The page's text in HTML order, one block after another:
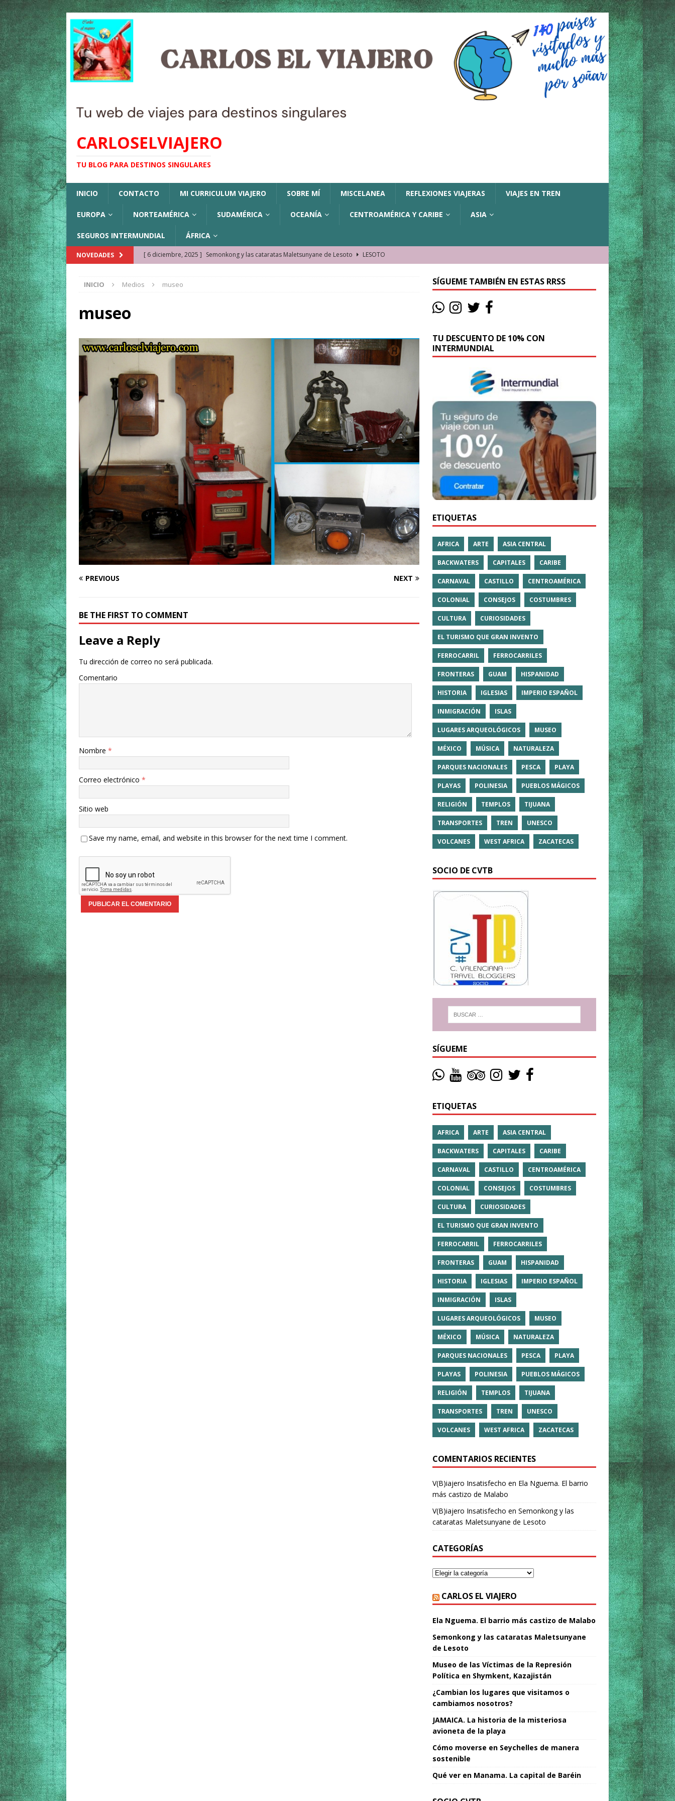
CARLOSELVIAJERO
TU BLOG PARA DESTINOS SINGULARES
INICIO CONTACTO MI CURRICULUM VIAJERO SOBRE MÍ MISCELANEA REFLEXIONES VIAJERAS VIAJES EN TREN
EUROPA NORTEAMÉRICA SUDAMÉRICA OCEANÍA CENTROAMÉRICA Y CARIBE ASIA
SEGUROS INTERMUNDIAL ÁFRICA
NOVEDADES [ 6 diciembre, 2025 ] Semonkong y las cataratas Maletsunyane de Lesoto
LESOTO
KAZAJISTÁN
[ 9 octubre, 2025 ] JAMAICA. La historia de la misteriosa avioneta de la playa
JAMAICA
[ 27 septiembre, 2025 ] Cómo moverse en Seychelles de manera sostenible
SEYCHELLES
[ 3 agosto, 2025 ]
Qué ver en Manama. La capital de Baréin
BARÉIN
[ 15 marzo, 2026 ]
Ela Nguema. El barrio más castizo de Malabo GUINEA ECUATORIAL
INICIO Medios museo
museo
PREVIOUS NEXT
BE THE FIRST TO COMMENT
Leave a Reply
Tu dirección de correo no será publicada.
Comentario
Nombre *
Correo electrónico *
Sitio web
Save my name, email, and website in this browser for the next time I comment.
SÍGUEME TAMBIÉN EN ESTAS RRSS
TU DESCUENTO DE 10% CON
INTERMUNDIAL
ETIQUETAS
AFRICA ARTE ASIA CENTRAL
BACKWATERS CAPITALES CARIBE
CARNAVAL CASTILLO CENTROAMÉRICA
COLONIAL CONSEJOS COSTUMBRES
CULTURA CURIOSIDADES
EL TURISMO QUE GRAN INVENTO
FERROCARRIL FERROCARRILES
FRONTERAS GUAM HISPANIDAD
HISTORIA IGLESIAS IMPERIO ESPAÑOL
INMIGRACIÓN ISLAS
LUGARES ARQUEOLÓGICOS MUSEO
MÉXICO MÚSICA NATURALEZA
PARQUES NACIONALES PESCA PLAYA
PLAYAS POLINESIA PUEBLOS MÁGICOS
RELIGIÓN TEMPLOS TIJUANA
TRANSPORTES TREN UNESCO
VOLCANES WEST AFRICA ZACATECAS
SOCIO DE CVTB
SÍGUEME
ETIQUETAS
AFRICA ARTE ASIA CENTRAL
BACKWATERS CAPITALES CARIBE
CARNAVAL CASTILLO CENTROAMÉRICA
COLONIAL CONSEJOS COSTUMBRES
CULTURA CURIOSIDADES
EL TURISMO QUE GRAN INVENTO
FERROCARRIL FERROCARRILES
FRONTERAS GUAM HISPANIDAD
HISTORIA IGLESIAS IMPERIO ESPAÑOL
INMIGRACIÓN ISLAS
LUGARES ARQUEOLÓGICOS MUSEO
MÉXICO MÚSICA NATURALEZA
PARQUES NACIONALES PESCA PLAYA
PLAYAS POLINESIA PUEBLOS MÁGICOS
RELIGIÓN TEMPLOS TIJUANA
TRANSPORTES TREN UNESCO
VOLCANES WEST AFRICA ZACATECAS
COMENTARIOS RECIENTES
V(B)iajero Insatisfecho en Ela Nguema. El barrio
más castizo de Malabo
V(B)iajero Insatisfecho en Semonkong y las
cataratas Maletsunyane de Lesoto
CATEGORÍAS
CARLOS EL VIAJERO
Ela Nguema. El barrio más castizo de Malabo
Semonkong y las cataratas Maletsunyane
de Lesoto
Museo de las Víctimas de la Represión
Política en Shymkent, Kazajistán
¿Cambian los lugares que visitamos o
cambiamos nosotros?
JAMAICA. La historia de la misteriosa
avioneta de la playa
Cómo moverse en Seychelles de manera
sostenible
Qué ver en Manama. La capital de Baréin